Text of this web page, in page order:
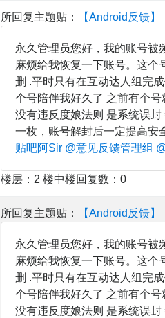
所回复主题贴： 【Android反馈
永久管理员您好，我的账号被
麻烦给我恢复一下账号。这个
删 .平时只有在互动达人组完
个号陪伴我好久了 之前有个
没有违反度娘法则 是系统误
一枚，账号解封后一定提高安
贴吧阿Sir @意见反馈管理组
楼层：2 楼中楼回复数：0
所回复主题贴： 【Android反馈
永久管理员您好，我的账号被
麻烦给我恢复一下账号。这个
删 .平时只有在互动达人组完
个号陪伴我好久了 之前有个
没有违反度娘法则 是系统误